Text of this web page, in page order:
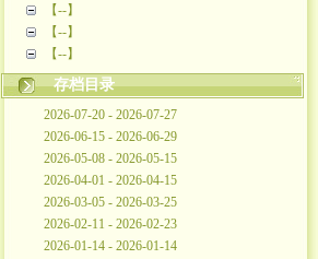
【--】
【--】
【--】
存档目录
2026-07-20 - 2026-07-27
2026-06-15 - 2026-06-29
2026-05-08 - 2026-05-15
2026-04-01 - 2026-04-15
2026-03-05 - 2026-03-25
2026-02-11 - 2026-02-23
2026-01-14 - 2026-01-14